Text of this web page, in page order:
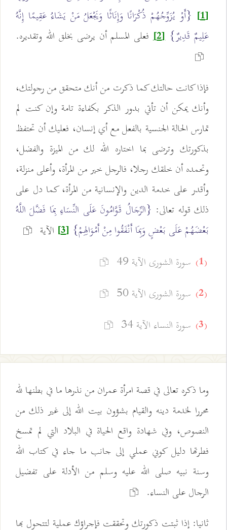
[1]
{أَوْ يُزَوِّجُهُمْ ذُكْرَانًا وَإِنَاثًا وَيَجْعَلُ مَنْ يَشَاءُ عَقِيمًا إِنَّهُ
عَلِيمٌ قَدِيرٌ} [2] فعلى المسلم أن يرضى بخلق الله وتقديره.
فإذا كانت حالتك كما ذكرت من أنك متحقق من رجولتك،
وأنك يمكن أن تأتي بدور الذكر بكفاءة تامة وإن كنت لم
تمارس الحالة الجنسية بالفعل مع أي إنسان، فعليك أن تحتفظ
بذكورتك وترضى بما اختاره الله لك من الميزة والفضل،
وتحمده أن خلقك رجلا، فالرجل خير من المرأة، وأعلى منزلة،
وأقدر على خدمة الدين والإنسانية من المرأة، كما دل على
ذلك قوله تعالى: {الرِّجَالُ قَوَّامُونَ عَلَى النِّسَاءِ بِمَا فَضَّلَ اللَّهُ
بَعْضَهُمْ عَلَى بَعْضٍ وَبِمَا أَنْفَقُوا مِنْ أَمْوَالِهِمْ} [3] الآية
(1) سورة الشورى الآية 49
(2) سورة الشورى الآية 50
(3) سورة النساء الآية 34
وما ذكره تعالى في قصة امرأة عمران من نذرها ما في بطنها لله
محررا لخدمة دينه والقيام بشؤون بيت الله إلى غير ذلك من
النصوص، وفي شهادة واقع الحياة في البلاد التي لم تمسخ
فطرتها دليل كوني عملي إلى جانب ما جاء في كتاب الله
وسنة نبيه صلى الله عليه وسلم من الأدلة على تفضيل
الرجال على النساء.
ثانيا: إذا ثبتت ذكورتك وتحققت فإجراؤك عملية لتتحول بها